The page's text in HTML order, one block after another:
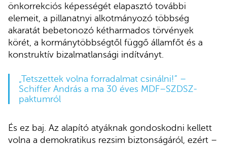
önkorrekciós képességét elapasztó további
elemeit, a pillanatnyi alkotmányozó többség
akaratát bebetonozó kétharmados törvények
körét, a kormánytöbbségtől függő államfőt és a
konstruktív bizalmatlansági indítványt.
„Tetszettek volna forradalmat csinálni!” –
Schiffer András a ma 30 éves MDF–SZDSZ-
paktumról
És ez baj. Az alapító atyáknak gondoskodni kellett
volna a demokratikus rezsim biztonságáról, ezért –